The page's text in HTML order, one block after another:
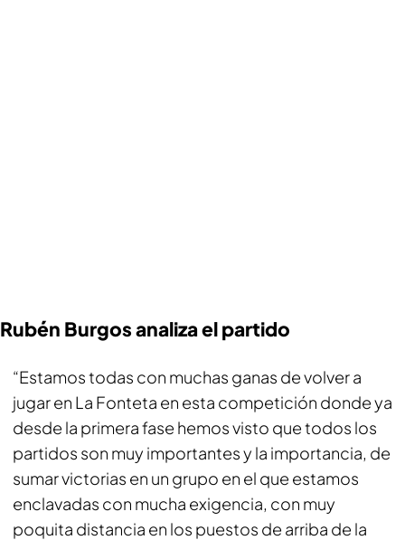
Rubén Burgos analiza el partido
“Estamos todas con muchas ganas de volver a
jugar en La Fonteta en esta competición donde ya
desde la primera fase hemos visto que todos los
partidos son muy importantes y la importancia, de
sumar victorias en un grupo en el que estamos
enclavadas con mucha exigencia, con muy
poquita distancia en los puestos de arriba de la